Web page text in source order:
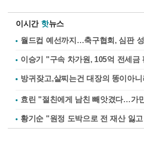
이시간 핫뉴스
월드컵 예선까지…축구협회, 심판
이승기 "구속 차가원, 105억 전세금
효린 "절친에게 남친 빼앗겼다…가
황기순 "원정 도박으로 전 재산 잃